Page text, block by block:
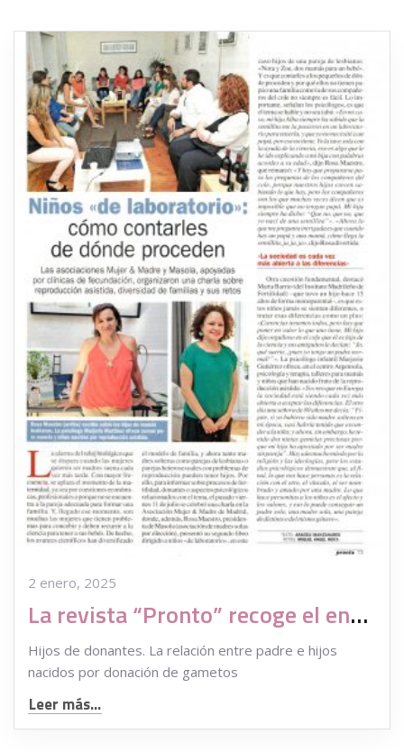
2 enero, 2025
La revista “Pronto” recoge el encuentro entre Pacientes, Familias y Asociaciones en Reproducción Asistida
Hijos de donantes. La relación entre padre e hijos
nacidos por donación de gametos
Leer más...